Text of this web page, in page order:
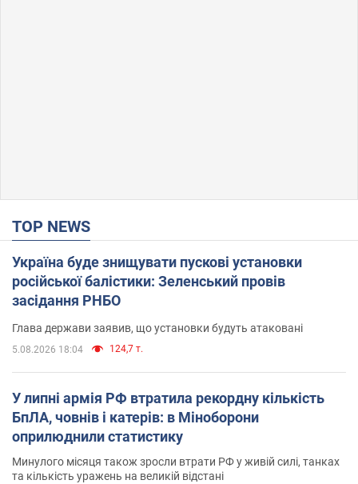
TOP NEWS
Україна буде знищувати пускові установки
російської балістики: Зеленський провів
засідання РНБО
Глава держави заявив, що установки будуть атаковані
5.08.2026 18:04 124,7 т.
У липні армія РФ втратила рекордну кількість
БпЛА, човнів і катерів: в Міноборони
оприлюднили статистику
Минулого місяця також зросли втрати РФ у живій силі, танках
та кількість уражень на великій відстані